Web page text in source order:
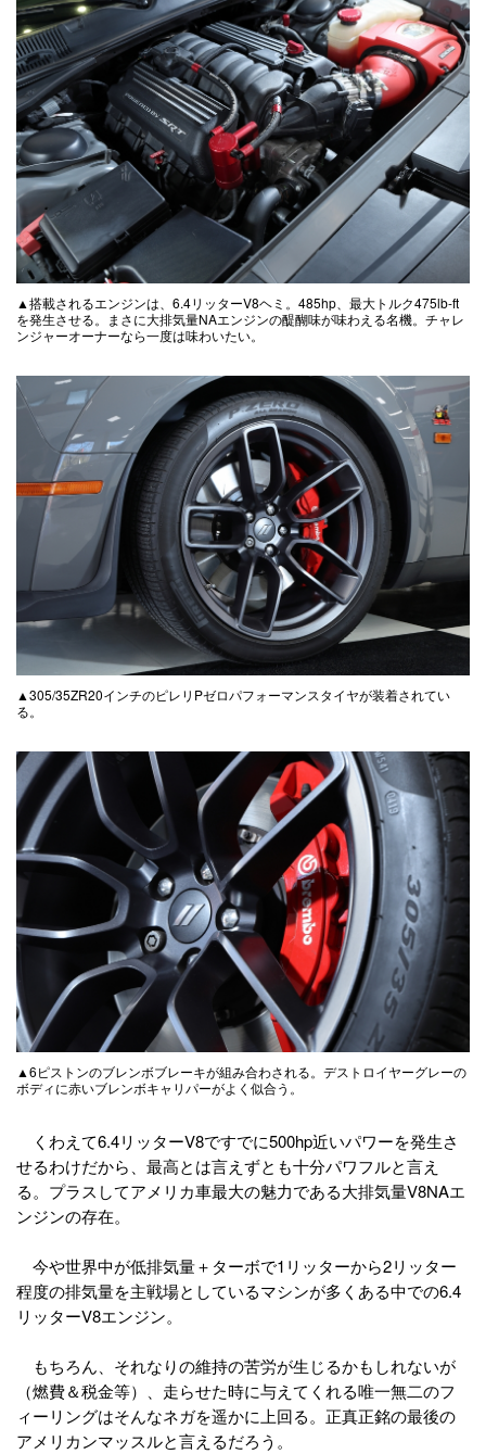
▲搭載されるエンジンは、6.4リッターV8ヘミ。485hp、最大トルク475lb-ft
を発生させる。まさに大排気量NAエンジンの醍醐味が味わえる名機。チャレ
ンジャーオーナーなら一度は味わいたい。
▲305/35ZR20インチのピレリPゼロパフォーマンスタイヤが装着されてい
る。
▲6ピストンのブレンボブレーキが組み合わされる。デストロイヤーグレーの
ボディに赤いブレンボキャリパーがよく似合う。
くわえて6.4リッターV8ですでに500hp近いパワーを発生さ
せるわけだから、最高とは言えずとも十分パワフルと言え
る。プラスしてアメリカ車最大の魅力である大排気量V8NAエ
ンジンの存在。
今や世界中が低排気量＋ターボで1リッターから2リッター
程度の排気量を主戦場としているマシンが多くある中での6.4
リッターV8エンジン。
もちろん、それなりの維持の苦労が生じるかもしれないが
（燃費＆税金等）、走らせた時に与えてくれる唯一無二のフ
ィーリングはそんなネガを遥かに上回る。正真正銘の最後の
アメリカンマッスルと言えるだろう。